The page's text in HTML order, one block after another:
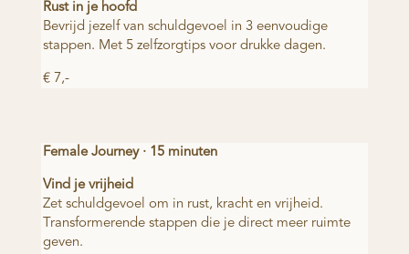
Rust in je hoofd
Bevrijd jezelf van schuldgevoel in 3 eenvoudige
stappen. Met 5 zelfzorgtips voor drukke dagen.
€ 7,-
Female Journey · 15 minuten
Vind je vrijheid
Zet schuldgevoel om in rust, kracht en vrijheid.
Transformerende stappen die je direct meer ruimte
geven.